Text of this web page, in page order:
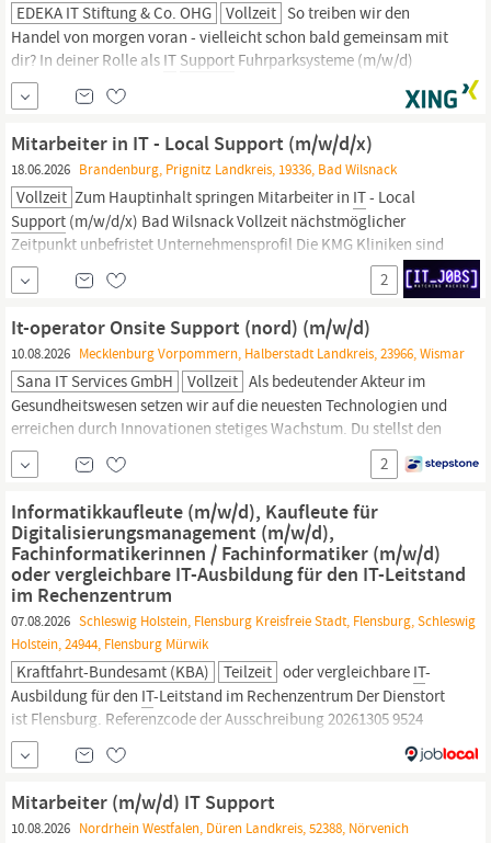
EDEKA IT Stiftung & Co. OHG Vollzeit So treiben wir den
Handel von morgen voran - vielleicht schon bald gemeinsam mit
dir? In deiner Rolle als IT Support Fuhrparksysteme (m/w/d)
kannst du bei uns deinen ganz persönlichen Beitrag zu unseren
Zielen leisten. Mögliche Einsatzorte sind: Hamburg, Minden.
Support Du sorgst
Mitarbeiter in IT - Local Support (m/w/d/x)
18.06.2026 Brandenburg, Prignitz Landkreis, 19336, Bad Wilsnack
Vollzeit Zum Hauptinhalt springen Mitarbeiter in IT- Local
Support (m/w/d/x) Bad Wilsnack Vollzeit nächstmöglicher
Zeitpunkt unbefristet Unternehmensprofil Die KMG Kliniken sind
ein Gesundheitsunternehmen mit Standorten im Nordosten und
in der Mitte Deutschlands, das hoch qualifizierte medizinische
2
It-operator Onsite Support (nord) (m/w/d)
10.08.2026 Mecklenburg Vorpommern, Halberstadt Landkreis, 23966, Wismar
Sana IT Services GmbH Vollzeit Als bedeutender Akteur im
Gesundheitswesen setzen wir auf die neuesten Technologien und
erreichen durch Innovationen stetiges Wachstum. Du stellst den
IT-Betrieb (Service und
im Sana Klinikum Wismar sowie
dem Sana Klinikum Bad Doberan sicher Du unterstützt unsereIT-
Anwender bei unterschiedlichsten Fragestellungen im Klinik- und
Verwaltungsalltag Du partizipierst in IT-Projekten zur
2
Informatik­kaufleute (m/w/d), Kaufleute für
Digitalisierungs­management (m/w/d),
Fachinformatikerinnen / Fachinformatiker (m/w/d)
oder vergleichbare IT-Ausbildung für den IT-Leitstand
im Rechenzentrum
07.08.2026 Schleswig Holstein, Flensburg Kreisfreie Stadt, Flensburg, Schleswig
Holstein, 24944, Flensburg Mürwik
Kraftfahrt-Bundesamt (KBA) Teilzeit oder vergleichbare IT-
Ausbildung für den IT-Leitstand im Rechenzentrum Der Dienstort
ist Flensburg. Referenzcode der Ausschreibung 20261305 9524
Dafür brauchen wir Sie:
‑Leitstand und externer Servicedesk
Annahme von Problemmeldungen und Beratungswünschen
insbesondere der externen Kunden im 1st Level
Mitarbeiter (m/w/d) IT Support
10.08.2026 Nordrhein Westfalen, Düren Landkreis, 52388, Nörvenich